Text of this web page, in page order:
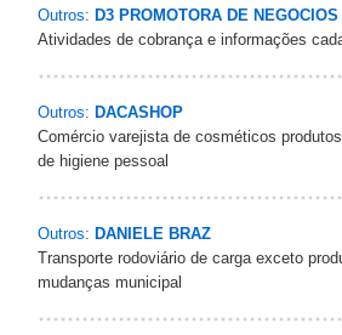
Outros: D3 PROMOTORA DE NEGOCIOS
Atividades de cobrança e informações
Outros: DACASHOP
Comércio varejista de cosméticos
de higiene pessoal
Outros: DANIELE BRAZ
Transporte rodoviário de carga exceto
mudanças municipal